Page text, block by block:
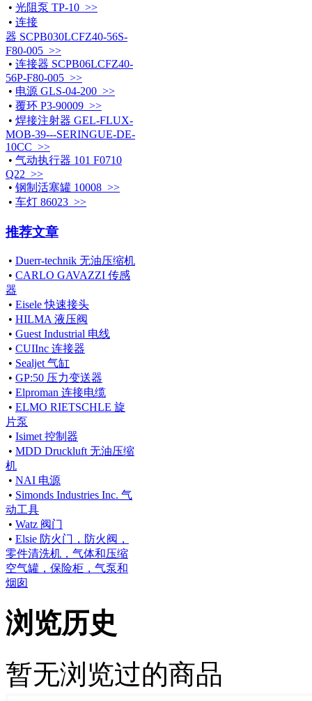
• 光阻泵 TP-10 >>
• 连接
器 SCPB030LCFZ40-56S-
F80-005 >>
• 连接器 SCPB06LCFZ40-
56P-F80-005 >>
• 电源 GLS-04-200 >>
• 覆环 P3-90009 >>
• 焊接注射器 GEL-FLUX-
MOB-39---SERINGUE-DE-
10CC >>
• 气动执行器 101 F0710
Q22 >>
• 钢制活塞罐 10008 >>
• 车灯 86023 >>
推荐文章
• Duerr-technik 无油压缩机
• CARLO GAVAZZI 传感
器
• Eisele 快速接头
• HILMA 液压阀
• Guest Industrial 电线
• CUIInc 连接器
• Sealjet 气缸
• GP:50 压力变送器
• Elproman 连接电缆
• ELMO RIETSCHLE 旋
片泵
• Isimet 控制器
• MDD Druckluft 无油压缩
机
• NAI 电源
• Simonds Industries Inc. 气
动工具
• Watz 阀门
• Elsie 防火门，防火阀，
零件清洗机，气体和压缩
空气罐，保险柜，气泵和
烟囱
浏览历史
暂无浏览过的商品